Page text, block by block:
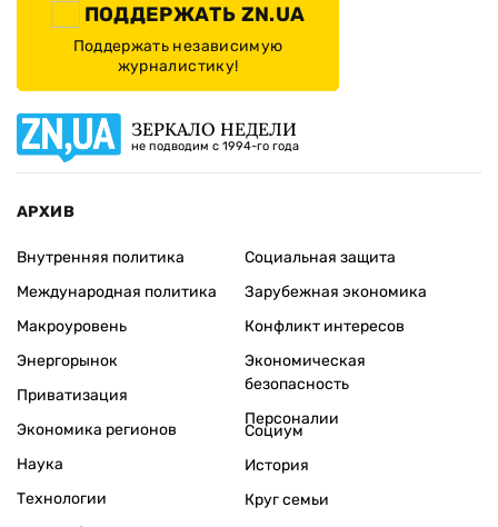
ПОДДЕРЖАТЬ ZN.UA
Поддержать независимую
журналистику!
ЗЕРКАЛО НЕДЕЛИ
не подводим с 1994-го года
АРХИВ
Внутренняя политика
Международная политика
Макроуровень
Энергорынок
Приватизация
Экономика регионов
Социальная защита
Зарубежная экономика
Конфликт интересов
Экономическая
безопасность
Персоналии
Наука
Технологии
Социум
История
Круг семьи